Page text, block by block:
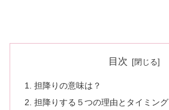
目次
担降りの意味は？
担降りする５つの理由とタイミング